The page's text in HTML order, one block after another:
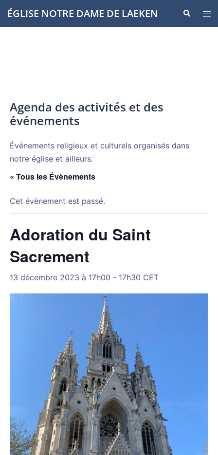
Aller
auÉGLISE NOTRE DAME DE LAEKEN
le
Agenda des activités et des
événements
Événements religieux et culturels organisés dans
notre église et ailleurs:
« Tous les Évènements
Cet évènement est passé.
Adoration du Saint
Sacrement
13 décembre 2023 à 17h00 - 17h30 CET